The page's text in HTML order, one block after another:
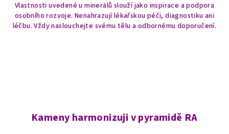
Vlastnosti uvedené u minerálů slouží jako inspirace a podpora
osobního rozvoje. Nenahrazují lékařskou péči, diagnostiku ani
léčbu. Vždy naslouchejte svému tělu a odbornému doporučení.
Kameny harmonizuji v pyramidě RA